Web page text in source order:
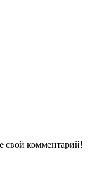
свой комментарий!